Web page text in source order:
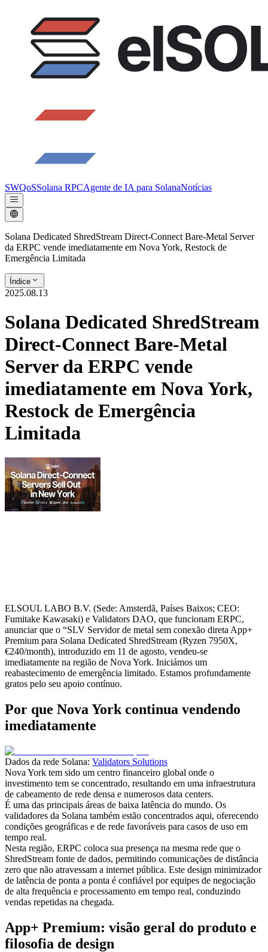
SWQoSSolana RPCAgente de IA para SolanaNotícias
Solana Dedicated ShredStream Direct-Connect Bare-Metal Server
da ERPC vende imediatamente em Nova York, Restock de
Emergência Limitada
Índice
2025.08.13
Solana Dedicated ShredStream
Direct-Connect Bare-Metal
Server da ERPC vende
imediatamente em Nova York,
Restock de Emergência
Limitada
ELSOUL LABO B.V. (Sede: Amsterdã, Países Baixos; CEO:
Fumitake Kawasaki) e Validators DAO, que funcionam ERPC,
anunciar que o “SLV Servidor de metal sem conexão direta App+
Premium para Solana Dedicated ShredStream (Ryzen 7950X,
€240/month), introduzido em 11 de agosto, vendeu-se
imediatamente na região de Nova York. Iniciámos um
reabastecimento de emergência limitado. Estamos profundamente
gratos pelo seu apoio contínuo.
Por que Nova York continua vendendo
imediatamente
Dados da rede Solana: Validators Solutions
Nova York tem sido um centro financeiro global onde o
investimento tem se concentrado, resultando em uma infraestrutura
de cabeamento de rede densa e numerosos data centers.
É uma das principais áreas de baixa latência do mundo. Os
validadores da Solana também estão concentrados aqui, oferecendo
condições geográficas e de rede favoráveis para casos de uso em
tempo real.
Nesta região, ERPC coloca sua presença na mesma rede que o
ShredStream fonte de dados, permitindo comunicações de distância
zero que não atravessam a internet pública. Este design minimizador
de latência de ponta a ponta é confiável por equipes de negociação
de alta frequência e processamento em tempo real, conduzindo
vendas repetidas na chegada.
App+ Premium: visão geral do produto e
filosofia de design